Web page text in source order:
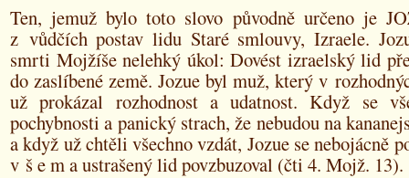
Ten, jemuž bylo toto slovo původně určeno je
z vůdčích postav lidu Staré smlouvy, Izraele.
smrti Mojžíše nelehký úkol: Dovést izraelský lid
do zaslíbené země. Jozue byl muž, který v
už prokázal rozhodnost a udatnost. Když se
pochybnosti a panický strach, že nebudou na
a když už chtěli všechno vzdát, Jozue se nebojácně
v š e m a ustrašený lid povzbuzoval (čti 4. Mojž. 13).